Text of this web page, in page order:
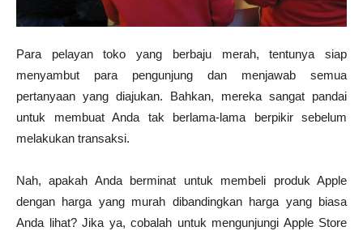
Para pelayan toko yang berbaju merah, tentunya siap
menyambut para pengunjung dan menjawab semua
pertanyaan yang diajukan. Bahkan, mereka sangat pandai
untuk membuat Anda tak berlama-lama berpikir sebelum
melakukan transaksi.
Nah, apakah Anda berminat untuk membeli produk Apple
dengan harga yang murah dibandingkan harga yang biasa
Anda lihat? Jika ya, cobalah untuk mengunjungi Apple Store